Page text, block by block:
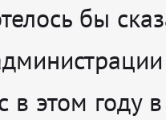
бы
в этом году